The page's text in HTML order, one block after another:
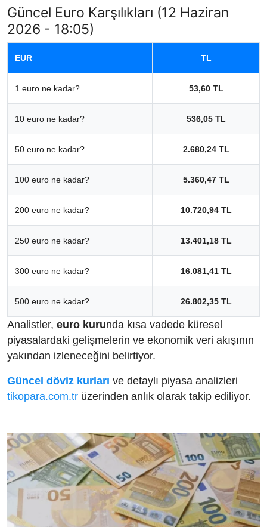
Güncel Euro Karşılıkları (12 Haziran
2026 - 18:05)
EUR TL
1 euro ne kadar? 53,60 TL
10 euro ne kadar? 536,05 TL
50 euro ne kadar? 2.680,24 TL
100 euro ne kadar? 5.360,47 TL
200 euro ne kadar? 10.720,94 TL
250 euro ne kadar? 13.401,18 TL
300 euro ne kadar? 16.081,41 TL
500 euro ne kadar? 26.802,35 TL
Analistler, euro kurunda kısa vadede küresel
piyasalardaki gelişmelerin ve ekonomik veri akışının
yakından izleneceğini belirtiyor.
Güncel döviz kurları ve detaylı piyasa analizleri
tikopara.com.tr üzerinden anlık olarak takip ediliyor.